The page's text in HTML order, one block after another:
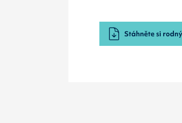
Stáhněte si